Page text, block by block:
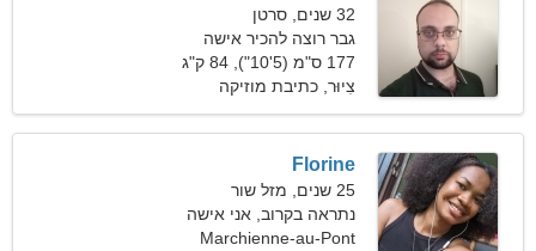
32 שנים, סרטן
גבר רוצה להכיר אישה
177 ס"מ (5'10"), 84 ק"ג
(185 פאונד)
צִיוּר, כתיבת מוזיקה
Florine
25 שנים, מזל שור
נתראה בקרוב, אני אישה
מבריקה
Marchienne-au-Pont